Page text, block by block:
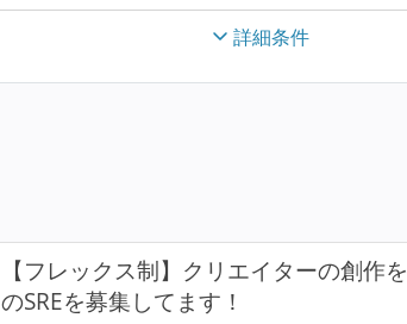
詳細条件
【フレックス制】クリエイターの創作
のSREを募集してます！